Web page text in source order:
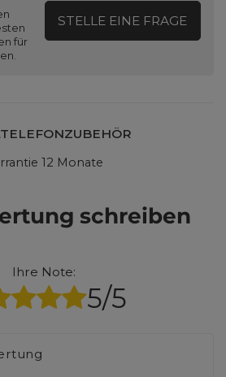
für
STELLE EINE FRAGE
12 Monate
schreiben
Ihre Note:
5/5